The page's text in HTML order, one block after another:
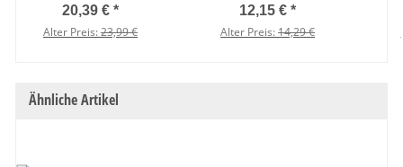
20,39 € *
Alter Preis:23,99 €
12,15 € *
Alter Preis:14,29 €
Ähnliche Artikel